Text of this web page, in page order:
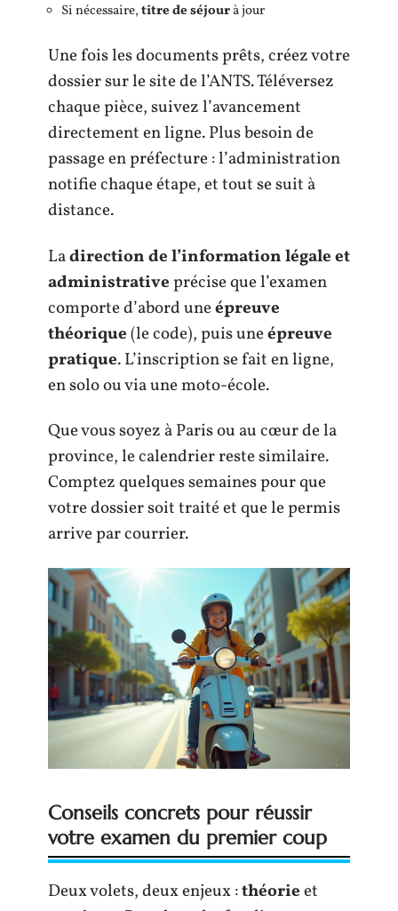
Si nécessaire,titre de séjourà jour
Une fois les documents prêts, créez votre
dossier sur le site de l’ANTS. Téléversez
chaque pièce, suivez l’avancement
directement en ligne. Plus besoin de
passage en préfecture : l’administration
notifie chaque étape, et tout se suit à
distance.
Ladirection de l’information légale et
administrativeprécise que l’examen
comporte d’abord uneépreuve
théorique(le code), puis uneépreuve
pratique. L’inscription se fait en ligne,
en solo ou via une moto-école.
Que vous soyez à Paris ou au cœur de la
province, le calendrier reste similaire.
Comptez quelques semaines pour que
votre dossier soit traité et que le permis
arrive par courrier.
Conseils concrets pour réussir
votre examen du premier coup
Deux volets, deux enjeux :théorieet